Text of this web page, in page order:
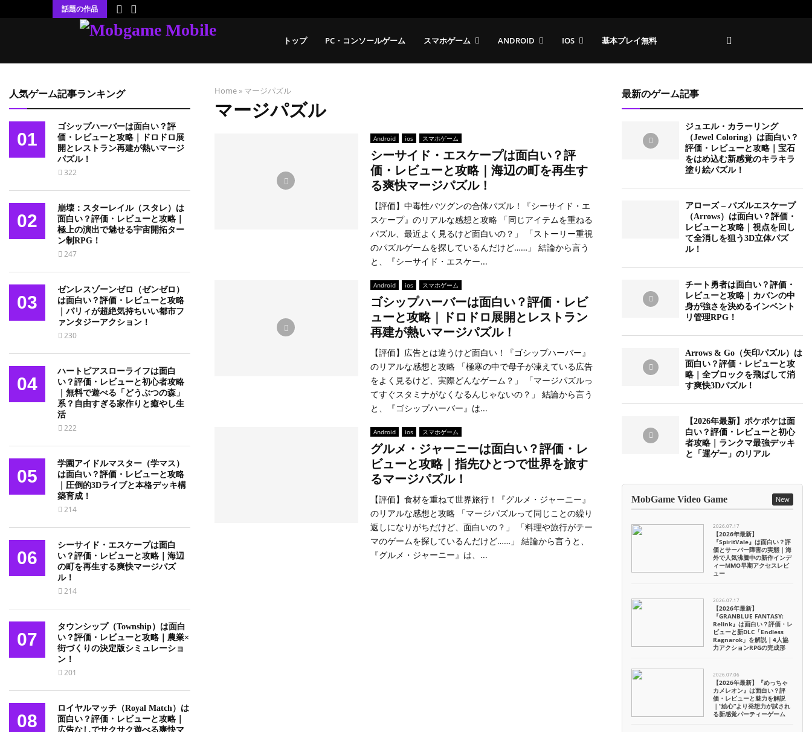
話題の作品
トップ PC・コンソールゲーム スマホゲーム ANDROID IOS 基本プレイ無料
Home » マージパズル
マージパズル
Android ios スマホゲーム
シーサイド・エスケープは面白い？評
価・レビューと攻略｜海辺の町を再生す
る爽快マージパズル！
【評価】中毒性バツグンの合体パズル！『シーサイド・エ
スケープ』のリアルな感想と攻略 「同じアイテムを重ねる
パズル、最近よく見るけど面白いの？」 「ストーリー重視
のパズルゲームを探しているんだけど……」 結論から言う
と、『シーサイド・エスケー...
Android ios スマホゲーム
ゴシップハーバーは面白い？評価・レビ
ューと攻略｜ドロドロ展開とレストラン
再建が熱いマージパズル！
【評価】広告とは違うけど面白い！『ゴシップハーバー』
のリアルな感想と攻略 「極寒の中で母子が凍えている広告
をよく見るけど、実際どんなゲーム？」 「マージパズルっ
てすぐスタミナがなくなるんじゃないの？」 結論から言う
と、『ゴシップハーバー』は...
Android ios スマホゲーム
グルメ・ジャーニーは面白い？評価・レ
ビューと攻略｜指先ひとつで世界を旅す
るマージパズル！
【評価】食材を重ねて世界旅行！『グルメ・ジャーニー』
のリアルな感想と攻略 「マージパズルって同じことの繰り
返しになりがちだけど、面白いの？」 「料理や旅行がテー
マのゲームを探しているんだけど……」 結論から言うと、
『グルメ・ジャーニー』は、...
人気ゲーム記事ランキング
01
ゴシップハーバーは面白い？評
価・レビューと攻略｜ドロドロ展
開とレストラン再建が熱いマージ
パズル！
322
02
崩壊：スターレイル（スタレ）は
面白い？評価・レビューと攻略｜
極上の演出で魅せる宇宙開拓ター
ン制RPG！
247
03
ゼンレスゾーンゼロ（ゼンゼロ）
は面白い？評価・レビューと攻略
｜パリィが超絶気持ちいい都市フ
ァンタジーアクション！
230
04
ハートピアスローライフは面白
い？評価・レビューと初心者攻略
｜無料で遊べる「どうぶつの森」
系？自由すぎる家作りと癒やし生
活
222
05
学園アイドルマスター（学マス）
は面白い？評価・レビューと攻略
｜圧倒的3Dライブと本格デッキ構
築育成！
214
06
シーサイド・エスケープは面白
い？評価・レビューと攻略｜海辺
の町を再生する爽快マージパズ
ル！
214
07
タウンシップ（Township）は面白
い？評価・レビューと攻略｜農業×
街づくりの決定版シミュレーショ
ン！
201
08
ロイヤルマッチ（Royal Match）は
面白い？評価・レビューと攻略｜
広告なしでサクサク遊べる爽快マ
最新のゲーム記事
ジュエル・カラーリング
（Jewel Coloring）は面白い？
評価・レビューと攻略｜宝石
をはめ込む新感覚のキラキラ
塗り絵パズル！
アローズ – パズルエスケープ
（Arrows）は面白い？評価・
レビューと攻略｜視点を回し
て全消しを狙う3D立体パズ
ル！
チート勇者は面白い？評価・
レビューと攻略｜カバンの中
身が強さを決めるインベント
リ管理RPG！
Arrows & Go（矢印パズル）は
面白い？評価・レビューと攻
略｜全ブロックを飛ばして消
す爽快3Dパズル！
【2026年最新】ポケポケは面
白い？評価・レビューと初心
者攻略｜ランクマ最強デッキ
と「運ゲー」のリアル
MobGame Video Game New
2026.07.17
【2026年最新】
『SpiritVale』は面白い？評
価とサーバー障害の実態｜海
外で人気沸騰中の新作インデ
ィーMMO早期アクセスレビ
ュー
2026.07.17
【2026年最新】
『GRANBLUE FANTASY:
Relink』は面白い？評価・レ
ビューと新DLC「Endless
Ragnarok」を解説｜4人協
力アクションRPGの完成形
2026.07.06
【2026年最新】『めっちゃ
カメレオン』は面白い？評
価・レビューと魅力を解説
｜”絵心”より発想力が試され
る新感覚パーティーゲーム